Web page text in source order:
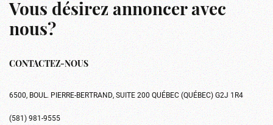
Vous désirez annoncer avec
nous?
CONTACTEZ-NOUS
6500, BOUL. PIERRE-BERTRAND, SUITE 200 QUÉBEC (QUÉBEC) G2J 1R4
(581) 981-9555